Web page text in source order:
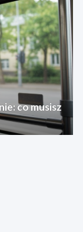
co musisz